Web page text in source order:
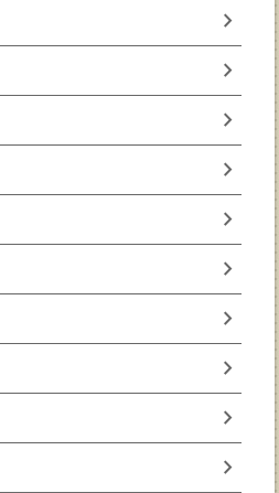
chevron_right
chevron_right
chevron_right
chevron_right
chevron_right
chevron_right
chevron_right
chevron_right
chevron_right
chevron_right